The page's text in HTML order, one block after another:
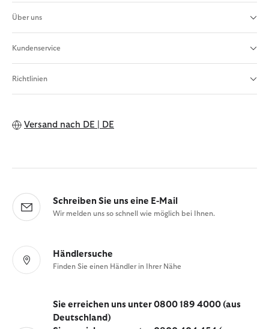
Über uns
Kundenservice
Richtlinien
Versand nach DE | DE
Schreiben Sie uns eine E-Mail
Wir melden uns so schnell wie möglich bei Ihnen.
Händlersuche
Finden Sie einen Händler in Ihrer Nähe
Sie erreichen uns unter 0800 189 4000 (aus
Deutschland)